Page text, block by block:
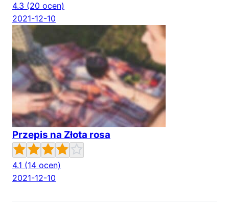
4.3 (20 ocen)
2021-12-10
Przepis na Złota rosa
4.1 (14 ocen)
2021-12-10